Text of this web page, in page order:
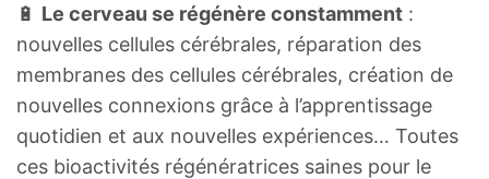
🔋 Le cerveau se régénère constamment :
nouvelles cellules cérébrales, réparation des
membranes des cellules cérébrales, création de
nouvelles connexions grâce à l’apprentissage
quotidien et aux nouvelles expériences… Toutes
ces bioactivités régénératrices saines pour le